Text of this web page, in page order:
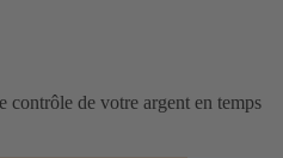
contrôle de votre argent en temps